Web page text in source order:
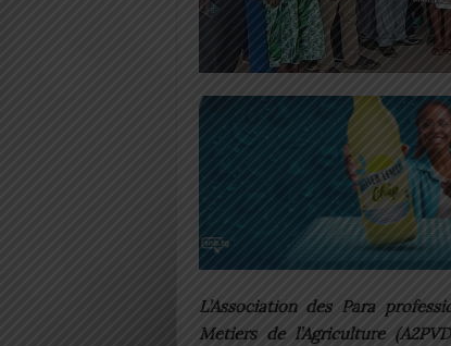
L’Association des Para
Metiers de l’Agriculture